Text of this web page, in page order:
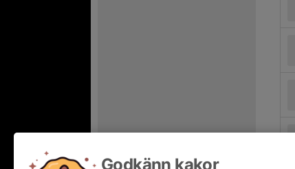
Godkänn kakor